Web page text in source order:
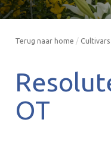
Terug naar home / Cultivars
OT